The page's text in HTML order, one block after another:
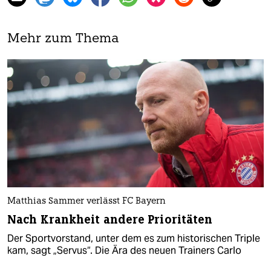
Mehr zum Thema
Matthias Sammer verlässt FC Bayern
Nach Krankheit andere Prioritäten
Der Sportvorstand, unter dem es zum historischen Triple
kam, sagt „Servus“. Die Ära des neuen Trainers Carlo